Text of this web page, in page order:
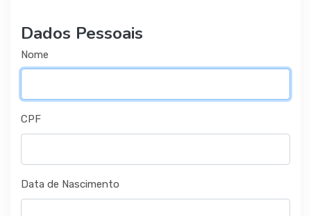
Dados Pessoais
Nome
CPF
Data de Nascimento